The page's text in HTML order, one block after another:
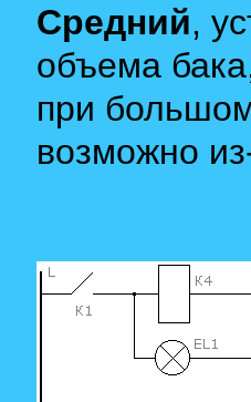
Средний,
объема
при
возможно